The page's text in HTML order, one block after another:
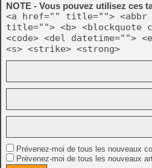
NOTE - Vous pouvez utilisez ces
<a href="" title=""> <abbr
title=""> <b> <blockquote
<code> <del datetime="">
<s> <strike> <strong>
Prévenez-moi de tous les nouveaux
Prévenez-moi de tous les nouveaux